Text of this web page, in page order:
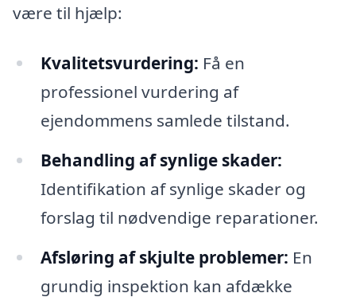
være til hjælp:
Kvalitetsvurdering: Få en
professionel vurdering af
ejendommens samlede tilstand.
Behandling af synlige skader:
Identifikation af synlige skader og
forslag til nødvendige reparationer.
Afsløring af skjulte problemer: En
grundig inspektion kan afdække